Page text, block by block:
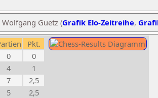
Wolfgang Guetz (Grafik Elo-Zeitreihe,
Pkt.
0
0
4
1
7
2,5
5
2,5